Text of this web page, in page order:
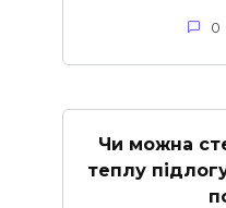
0
Чи можна
теплу